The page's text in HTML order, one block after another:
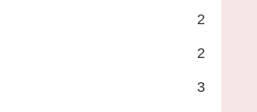
2
2
3